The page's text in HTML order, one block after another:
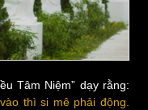
Tâm Niệm” dạy rằng:
thì si mê phải động.